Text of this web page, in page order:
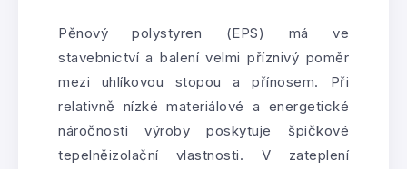
Pěnový polystyren (EPS) má ve
stavebnictví a balení velmi příznivý poměr
mezi uhlíkovou stopou a přínosem. Při
relativně nízké materiálové a energetické
náročnosti výroby poskytuje špičkové
tepelněizolační vlastnosti. V zateplení